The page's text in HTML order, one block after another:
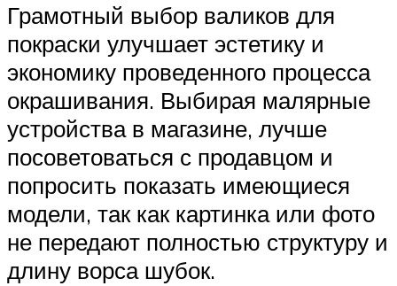
Грамотный выбор валиков для
покраски улучшает эстетику и
экономику проведенного процесса
окрашивания. Выбирая малярные
устройства в магазине, лучше
посоветоваться с продавцом и
попросить показать имеющиеся
модели, так как картинка или фото
не передают полностью структуру и
длину ворса шубок.